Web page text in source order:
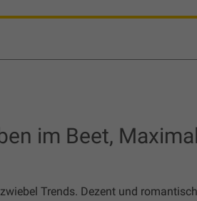
im Beet,
Trends. Dezent und